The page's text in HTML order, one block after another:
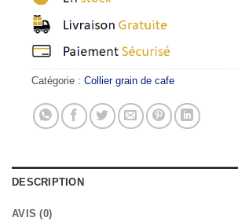
Catégorie : Collier grain de cafe
DESCRIPTION
AVIS (0)